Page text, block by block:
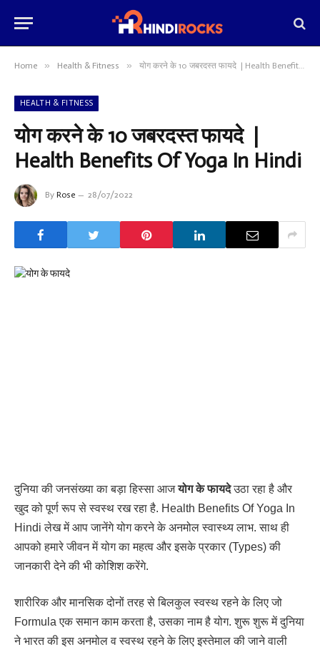
Home » Health & Fitness » योग करने के 10 जबरदस्त फायदे | Health Benefits Of Yoga In Hindi
HEALTH & FITNESS
योग करने के 10 जबरदस्त फायदे |
Health Benefits Of Yoga In Hindi
By Rose 28/07/2022
दुनिया की जनसंख्या का बड़ा हिस्सा आजयोग के फायदेउठा रहा है और
खुद को पूर्ण रूप से स्वस्थ रख रहा है. Health Benefits Of Yoga In
Hindi लेख में आप जानेंगे योग करने के अनमोल स्वास्थ्य लाभ. साथ ही
आपको हमारे जीवन में योग का महत्व और इसके प्रकार (Types) की
जानकारी देने की भी कोशिश करेंगे.
शारीरिक और मानसिक दोनों तरह से बिलकुल स्वस्थ रहने के लिए जो
Formula एक समान काम करता है, उसका नाम है योग. शुरू शुरू में दुनिया
ने भारत की इस अनमोल व स्वस्थ रहने के लिए इस्तेमाल की जाने वाली